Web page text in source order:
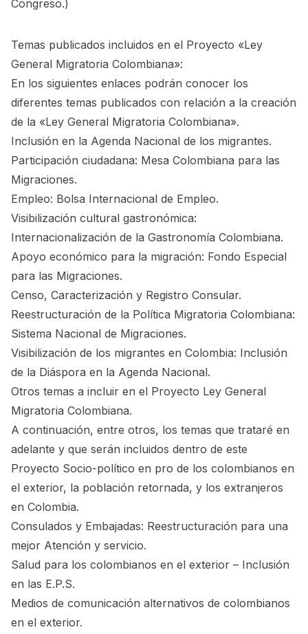
Congreso.)
Temas publicados incluidos en el Proyecto «Ley
General Migratoria Colombiana»:
En los siguientes enlaces podrán conocer los
diferentes temas publicados con relación a la creación
de la «Ley General Migratoria Colombiana».
Inclusión en la Agenda Nacional de los migrantes.
Participación ciudadana: Mesa Colombiana para las
Migraciones.
Empleo: Bolsa Internacional de Empleo.
Visibilización cultural gastronómica:
Internacionalización de la Gastronomía Colombiana.
Apoyo económico para la migración: Fondo Especial
para las Migraciones.
Censo, Caracterización y Registro Consular.
Reestructuración de la Política Migratoria Colombiana:
Sistema Nacional de Migraciones.
Visibilización de los migrantes en Colombia: Inclusión
de la Diáspora en la Agenda Nacional.
Otros temas a incluir en el Proyecto Ley General
Migratoria Colombiana.
A continuación, entre otros, los temas que trataré en
adelante y que serán incluidos dentro de este
Proyecto Socio-político en pro de los colombianos en
el exterior, la población retornada, y los extranjeros
en Colombia.
Consulados y Embajadas: Reestructuración para una
mejor Atención y servicio.
Salud para los colombianos en el exterior – Inclusión
en las E.P.S.
Medios de comunicación alternativos de colombianos
en el exterior.